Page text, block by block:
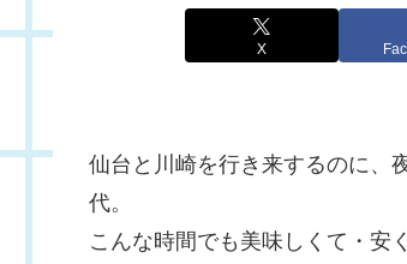
X
仙台と川崎を行き来するのに、
代。
こんな時間でも美味しくて・安